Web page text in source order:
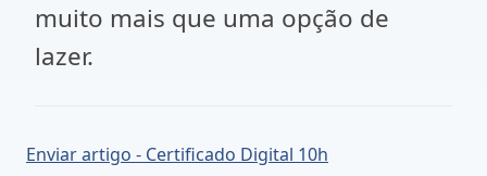
muito mais que uma opção de
lazer.
Enviar artigo - Certificado Digital 10h